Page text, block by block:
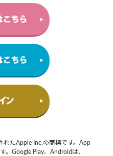
れたApple Inc.の商標です。App
。Google Play、Androidは、